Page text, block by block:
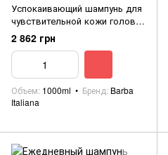
Успокаивающий шампунь для
чувствительной кожи головы
Barber Italiano NABUCCO
1000ml
2 862 грн
Объем 1000ml Бренд Barba
Italiana